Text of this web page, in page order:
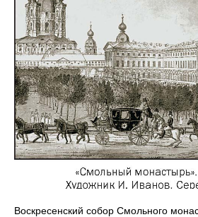
Воскресенский собор Смольного